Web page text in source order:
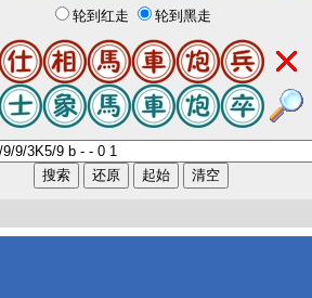
轮到红走 轮到黑走